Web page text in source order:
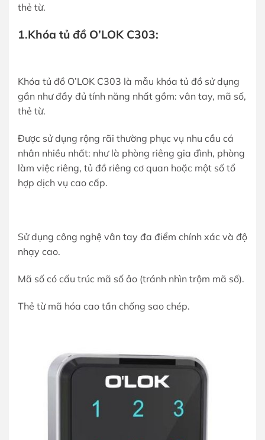
thẻ từ.
1.Khóa tủ đồ O’LOK C303:
Khóa tủ đồ O’LOK C303 là mẫu khóa tủ đồ sử dụng
gần như đầy đủ tính năng nhất gồm: vân tay, mã số,
thẻ từ.
Được sử dụng rộng rãi thường phục vụ nhu cầu cá
nhân nhiều nhất: như là phòng riêng gia đình, phòng
làm việc riêng, tủ đồ riêng cơ quan hoặc một số tổ
hợp dịch vụ cao cấp.
Sử dụng công nghệ vân tay đa điểm chính xác và độ
nhạy cao.
Mã số có cấu trúc mã số ảo (tránh nhìn trộm mã số).
Thẻ từ mã hóa cao tần chống sao chép.